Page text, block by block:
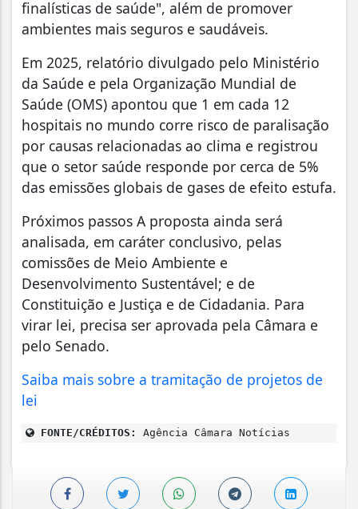
finalísticas de saúde", além de promover
ambientes mais seguros e saudáveis.
Em 2025, relatório divulgado pelo Ministério
da Saúde e pela Organização Mundial de
Saúde (OMS) apontou que 1 em cada 12
hospitais no mundo corre risco de paralisação
por causas relacionadas ao clima e registrou
que o setor saúde responde por cerca de 5%
das emissões globais de gases de efeito estufa.
Próximos passos A proposta ainda será
analisada, em caráter conclusivo, pelas
comissões de Meio Ambiente e
Desenvolvimento Sustentável; e de
Constituição e Justiça e de Cidadania. Para
virar lei, precisa ser aprovada pela Câmara e
pelo Senado.
Saiba mais sobre a tramitação de projetos de
lei
FONTE/CRÉDITOS: Agência Câmara Notícias